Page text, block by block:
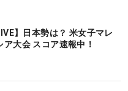
】日本勢は？ 米女子マレ
ア大会 スコア速報中！